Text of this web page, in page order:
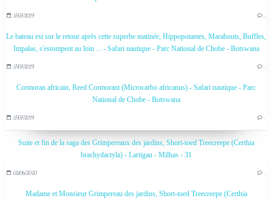
17/07/2019 …
Le bateau est sur le retour après cette superbe matinée, Hippopotames, Marabouts, Buffles,
Impalas, s'estompent au loin ... - Safari nautique - Parc National de Chobe - Botswana
17/07/2019 …
Cormoran africain, Reed Cormorant (Microcarbo africanus) - Safari nautique - Parc
National de Chobe - Botswana
17/07/2019 …
Suite et fin de la saga des Grimpereaux des jardins, Short-toed Treecreepe (Certhia
brachydactyla) - Lartigau - Milhas - 31
03/06/2020 …
Madame et Monsieur Grimpereau des jardins, Short-toed Treecreepe (Certhia